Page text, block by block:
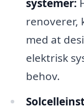
systemer:
renoverer,
med at
elektrisk
behov.